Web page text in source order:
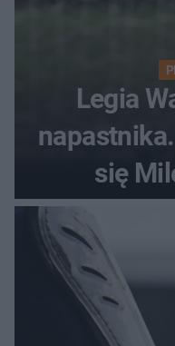
Legia
się